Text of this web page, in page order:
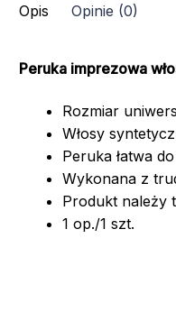
Opis Opinie (0)
Peruka imprezowa
Rozmiar
Włosy
Peruka łatwa
Wykonana z
Produkt należy
1 op./1 szt.